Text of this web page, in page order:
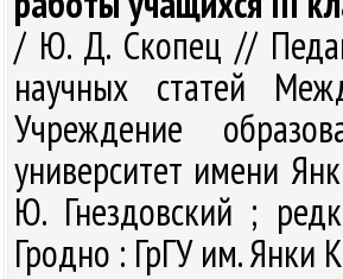
/ Ю. Д. Скопец //
научных статей
Учреждение
университет имени
Ю. Гнездовский ;
Гродно : ГрГУ им. Янки